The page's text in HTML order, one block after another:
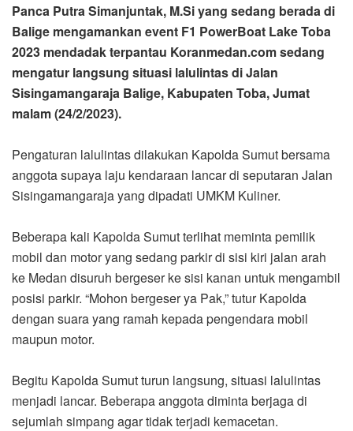
Panca Putra Simanjuntak, M.Si yang sedang berada di
Balige mengamankan event F1 PowerBoat Lake Toba
2023 mendadak terpantau Koranmedan.com sedang
mengatur langsung situasi lalulintas di Jalan
Sisingamangaraja Balige, Kabupaten Toba, Jumat
malam (24/2/2023).
Pengaturan lalulintas dilakukan Kapolda Sumut bersama
anggota supaya laju kendaraan lancar di seputaran Jalan
Sisingamangaraja yang dipadati UMKM Kuliner.
Beberapa kali Kapolda Sumut terlihat meminta pemilik
mobil dan motor yang sedang parkir di sisi kiri jalan arah
ke Medan disuruh bergeser ke sisi kanan untuk mengambil
posisi parkir. “Mohon bergeser ya Pak,” tutur Kapolda
dengan suara yang ramah kepada pengendara mobil
maupun motor.
Begitu Kapolda Sumut turun langsung, situasi lalulintas
menjadi lancar. Beberapa anggota diminta berjaga di
sejumlah simpang agar tidak terjadi kemacetan.